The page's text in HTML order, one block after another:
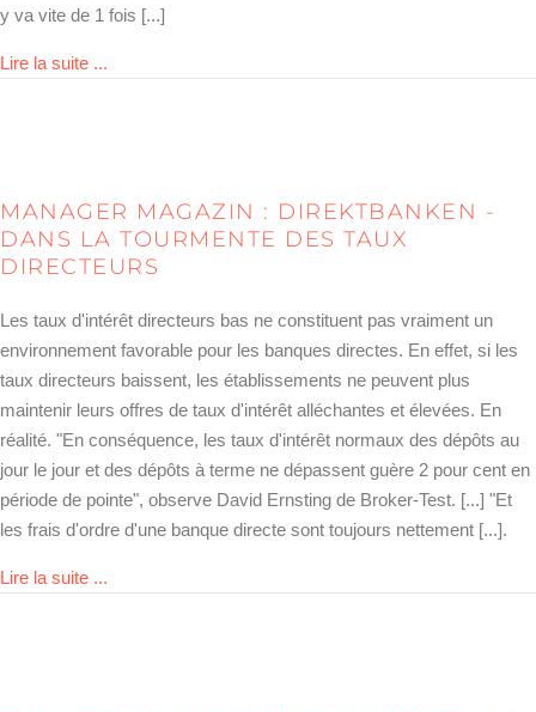
y va vite de 1 fois [...]
Lire la suite ...
MANAGER MAGAZIN : DIREKTBANKEN -
DANS LA TOURMENTE DES TAUX
DIRECTEURS
Les taux d'intérêt directeurs bas ne constituent pas vraiment un
environnement favorable pour les banques directes. En effet, si les
taux directeurs baissent, les établissements ne peuvent plus
maintenir leurs offres de taux d'intérêt alléchantes et élevées. En
réalité. "En conséquence, les taux d'intérêt normaux des dépôts au
jour le jour et des dépôts à terme ne dépassent guère 2 pour cent en
période de pointe", observe David Ernsting de Broker-Test. [...] "Et
les frais d'ordre d'une banque directe sont toujours nettement [...].
Lire la suite ...